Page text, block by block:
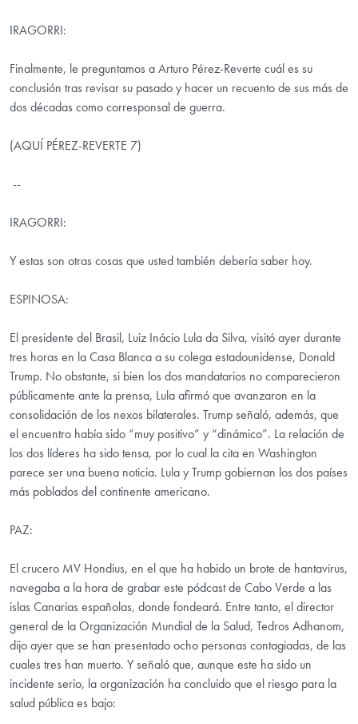
IRAGORRI:
Finalmente, le preguntamos a Arturo Pérez-Reverte cuál es su
conclusión tras revisar su pasado y hacer un recuento de sus más de
dos décadas como corresponsal de guerra.
(AQUÍ PÉREZ-REVERTE 7)
--
IRAGORRI:
Y estas son otras cosas que usted también debería saber hoy.
ESPINOSA:
El presidente del Brasil, Luiz Inácio Lula da Silva, visitó ayer durante
tres horas en la Casa Blanca a su colega estadounidense, Donald
Trump. No obstante, si bien los dos mandatarios no comparecieron
públicamente ante la prensa, Lula afirmó que avanzaron en la
consolidación de los nexos bilaterales. Trump señaló, además, que
el encuentro había sido “muy positivo” y “dinámico”. La relación de
los dos líderes ha sido tensa, por lo cual la cita en Washington
parece ser una buena noticia. Lula y Trump gobiernan los dos países
más poblados del continente americano.
PAZ:
El crucero MV Hondius, en el que ha habido un brote de hantavirus,
navegaba a la hora de grabar este pódcast de Cabo Verde a las
islas Canarias españolas, donde fondeará. Entre tanto, el director
general de la Organización Mundial de la Salud, Tedros Adhanom,
dijo ayer que se han presentado ocho personas contagiadas, de las
cuales tres han muerto. Y señaló que, aunque este ha sido un
incidente serio, la organización ha concluido que el riesgo para la
salud pública es bajo: